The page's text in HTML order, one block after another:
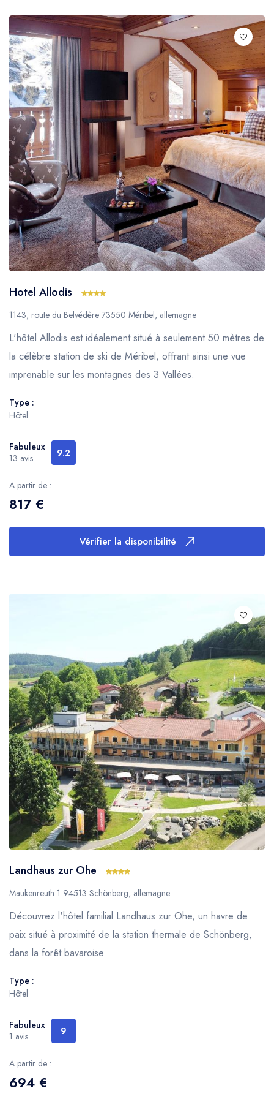
Hotel Allodis
1143, route du Belvédère 73550 Méribel, allemagne
L'hôtel Allodis est idéalement situé à seulement 50 mètres de
la célèbre station de ski de Méribel, offrant ainsi une vue
imprenable sur les montagnes des 3 Vallées.
Type :
Hôtel
Fabuleux
13 avis
9.2
A partir de :
817 €
Vérifier la disponibilité
Landhaus zur Ohe
Maukenreuth 1 94513 Schönberg, allemagne
Découvrez l'hôtel familial Landhaus zur Ohe, un havre de
paix situé à proximité de la station thermale de Schönberg,
dans la forêt bavaroise.
Type :
Hôtel
Fabuleux
1 avis
9
A partir de :
694 €